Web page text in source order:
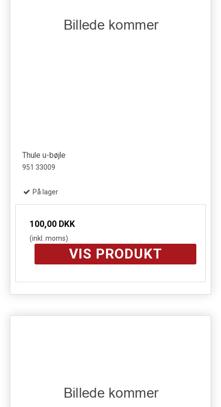
Thule u-bøjle
951 33009
På lager
100,00 DKK
(inkl. moms)
VIS PRODUKT